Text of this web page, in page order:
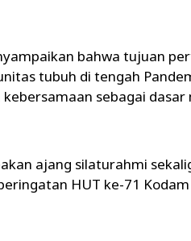
bahwa tujuan
tubuh di tengah
sebagai dasar
ajang silaturahmi
HUT ke-71